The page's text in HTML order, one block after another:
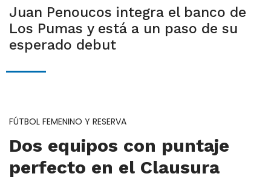
Juan Penoucos integra el banco de
Los Pumas y está a un paso de su
esperado debut
FÚTBOL FEMENINO Y RESERVA
Dos equipos con puntaje
perfecto en el Clausura